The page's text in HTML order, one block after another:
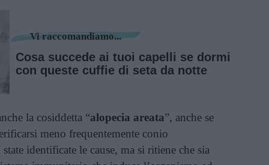
Vi raccomandiamo...
Cosa succede ai tuoi capelli se dormi
con queste cuffie di seta da notte
la cosiddetta “alopecia areata”, anche se
meno frequentemente conio
identificate le cause, ma si ritiene che sia